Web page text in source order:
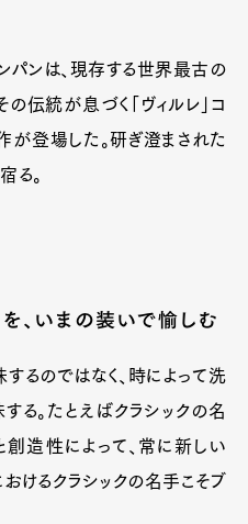
パンは、現存する世界最古の
の伝統が息づく「ヴィルレ」コ
が登場した。研ぎ澄まされた
る。
、いまの装いで愉しむ
るのではなく、時によって洗
る。たとえばクラシックの名
造性によって、常に新しい
けるクラシックの名手こそブ